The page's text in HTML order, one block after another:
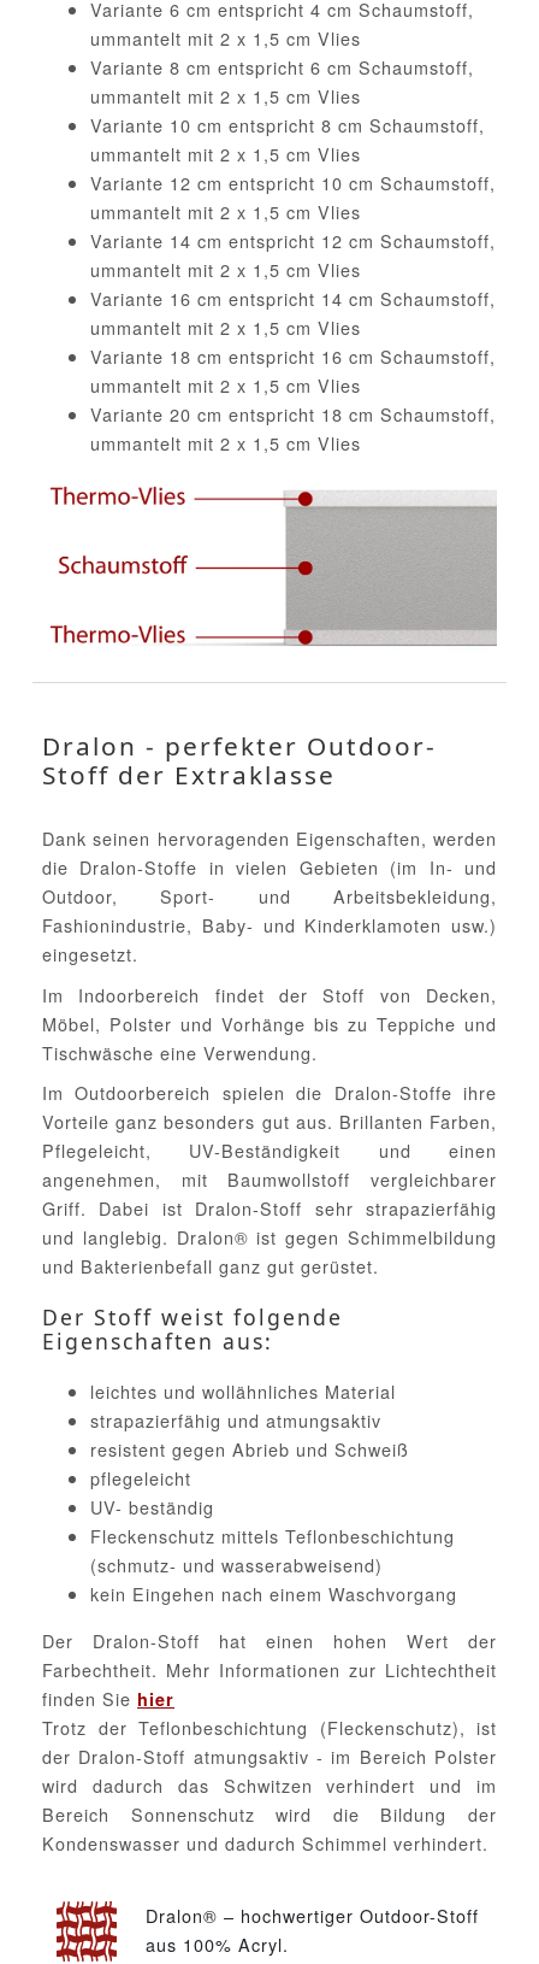
Variante 6 cm entspricht 4 cm Schaumstoff,
ummantelt mit 2 x 1,5 cm Vlies
Variante 8 cm entspricht 6 cm Schaumstoff,
ummantelt mit 2 x 1,5 cm Vlies
Variante 10 cm entspricht 8 cm Schaumstoff,
ummantelt mit 2 x 1,5 cm Vlies
Variante 12 cm entspricht 10 cm Schaumstoff,
ummantelt mit 2 x 1,5 cm Vlies
Variante 14 cm entspricht 12 cm Schaumstoff,
ummantelt mit 2 x 1,5 cm Vlies
Variante 16 cm entspricht 14 cm Schaumstoff,
ummantelt mit 2 x 1,5 cm Vlies
Variante 18 cm entspricht 16 cm Schaumstoff,
ummantelt mit 2 x 1,5 cm Vlies
Variante 20 cm entspricht 18 cm Schaumstoff,
ummantelt mit 2 x 1,5 cm Vlies
Dralon - perfekter Outdoor-
Stoff der Extraklasse
Dank seinen hervoragenden Eigenschaften, werden
die Dralon-Stoffe in vielen Gebieten (im In- und
Outdoor, Sport- und Arbeitsbekleidung,
Fashionindustrie, Baby- und Kinderklamoten usw.)
eingesetzt.
Im Indoorbereich findet der Stoff von Decken,
Möbel, Polster und Vorhänge bis zu Teppiche und
Tischwäsche eine Verwendung.
Im Outdoorbereich spielen die Dralon-Stoffe ihre
Vorteile ganz besonders gut aus. Brillanten Farben,
Pflegeleicht, UV-Beständigkeit und einen
angenehmen, mit Baumwollstoff vergleichbarer
Griff. Dabei ist Dralon-Stoff sehr strapazierfähig
und langlebig. Dralon® ist gegen Schimmelbildung
und Bakterienbefall ganz gut gerüstet.
Der Stoff weist folgende
Eigenschaften aus:
leichtes und wollähnliches Material
strapazierfähig und atmungsaktiv
resistent gegen Abrieb und Schweiß
pflegeleicht
UV- beständig
Fleckenschutz mittels Teflonbeschichtung
(schmutz- und wasserabweisend)
kein Eingehen nach einem Waschvorgang
Der Dralon-Stoff hat einen hohen Wert der
Farbechtheit. Mehr Informationen zur Lichtechtheit
finden Sie hier
Trotz der Teflonbeschichtung (Fleckenschutz), ist
der Dralon-Stoff atmungsaktiv - im Bereich Polster
wird dadurch das Schwitzen verhindert und im
Bereich Sonnenschutz wird die Bildung der
Kondenswasser und dadurch Schimmel verhindert.
Dralon® – hochwertiger Outdoor-Stoff
aus 100% Acryl.